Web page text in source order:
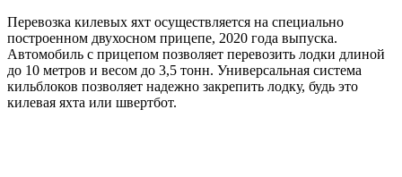
Перевозка килевых яхт осуществляется на специально
построенном двухосном прицепе, 2020 года выпуска.
Автомобиль с прицепом позволяет перевозить лодки длиной
до 10 метров и весом до 3,5 тонн. Универсальная система
кильблоков позволяет надежно закрепить лодку, будь это
килевая яхта или швертбот.